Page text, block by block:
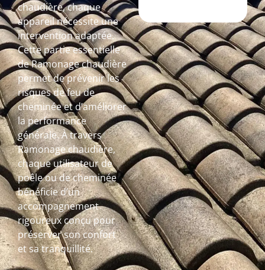
chaudière, chaque
appareil nécessite une
intervention adaptée.
Cette partie essentielle
de Ramonage chaudière
permet de prévenir les
risques de feu de
cheminée et d’améliorer
la performance
générale. À travers
Ramonage chaudière,
chaque utilisateur de
poêle ou de cheminée
bénéficie d’un
accompagnement
rigoureux conçu pour
préserver son confort
et sa tranquillité.